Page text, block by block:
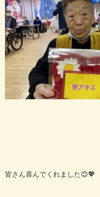
皆さん喜んでくれました😊💖